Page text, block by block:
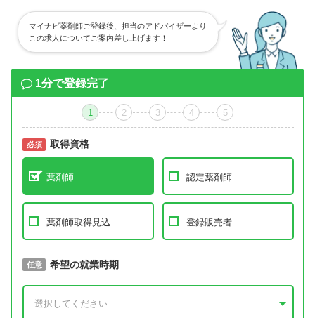
マイナビ薬剤師ご登録後、担当のアドバイザーより
この求人についてご案内差し上げます！
1分で登録完了
1 2 3 4 5
必須 取得資格
薬剤師 認定薬剤師
薬剤師取得見込 登録販売者
必須 取得予定年
任意 希望の就業時期